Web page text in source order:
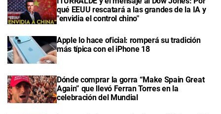
qué EEUU rescatará a las grandes de la IA y
"envidia el control chino"
Apple lo hace oficial: romperá su tradición
más típica con el iPhone 18
Dónde comprar la gorra “Make Spain Great
Again” que llevó Ferran Torres en la
celebración del Mundial